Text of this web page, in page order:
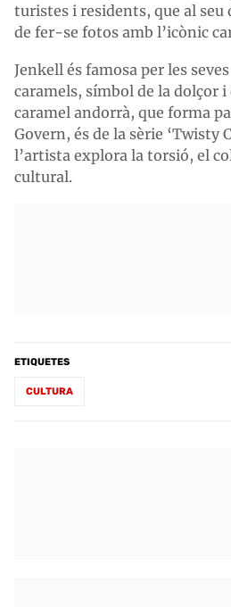
turistes i residents, que al seu
de fer-se fotos amb l’icònic
Jenkell és famosa per les
caramels, símbol de la dolçor i
caramel andorrà, que forma
Govern, és de la sèrie ‘Twisty
l’artista explora la torsió, el
cultural.
ETIQUETES
CULTURA